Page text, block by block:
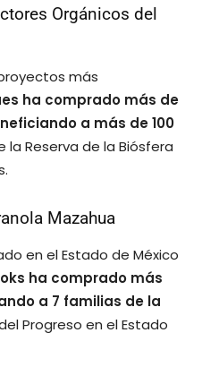
Orgánicos del
más
ha comprado más de
a más de 100
la Reserva de la Biósfera
Mazahua
en el Estado de México
ha comprado más
a 7 familias de la
Progreso en el Estado